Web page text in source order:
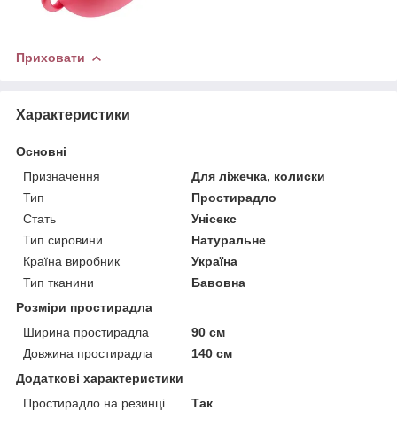
Приховати
Характеристики
Основні
Призначення
Для ліжечка, колиски
Тип
Простирадло
Стать
Унісекс
Тип сировини
Натуральне
Країна виробник
Україна
Тип тканини
Бавовна
Розміри простирадла
Ширина простирадла
90 см
Довжина простирадла
140 см
Додаткові характеристики
Простирадло на резинці
Так